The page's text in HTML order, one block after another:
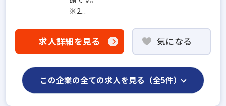
※2...
求人詳細を見る 気になる
この企業の全ての求人を見る（全5件）